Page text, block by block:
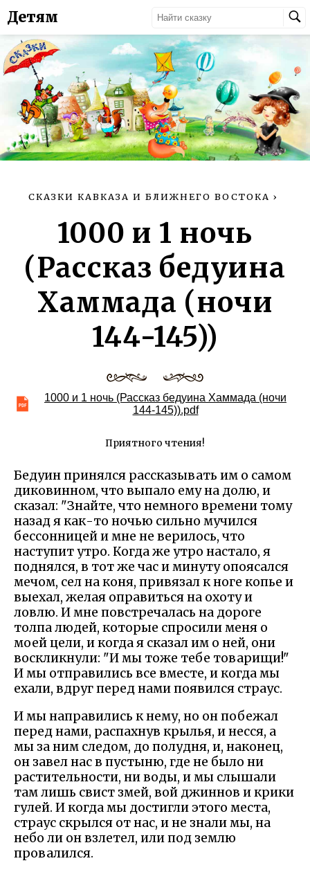
Детям
СКАЗКИ КАВКАЗА И БЛИЖНЕГО ВОСТОКА ›
1000 и 1 ночь
(Рассказ бедуина
Хаммада (ночи
144-145))
1000 и 1 ночь (Рассказ бедуина Хаммада (ночи
144-145)).pdf
Приятного чтения!
Бедуин принялся рассказывать им о самом
диковинном, что выпало ему на долю, и
сказал: "Знайте, что немного времени тому
назад я как-то ночью сильно мучился
бессонницей и мне не верилось, что
наступит утро. Когда же утро настало, я
поднялся, в тот же час и минуту опоясался
мечом, сел на коня, привязал к ноге копье и
выехал, желая оправиться на охоту и
ловлю. И мне повстречалась на дороге
толпа людей, которые спросили меня о
моей цели, и когда я сказал им о ней, они
воскликнули: "И мы тоже тебе товарищи!"
И мы отправились все вместе, и когда мы
ехали, вдруг перед нами появился страус.
И мы направились к нему, но он побежал
перед нами, распахнув крылья, и несся, а
мы за ним следом, до полудня, и, наконец,
он завел нас в пустыню, где не было ни
растительности, ни воды, и мы слышали
там лишь свист змей, вой джиннов и крики
гулей. И когда мы достигли этого места,
страус скрылся от нас, и не знали мы, на
небо ли он взлетел, или под землю
провалился.